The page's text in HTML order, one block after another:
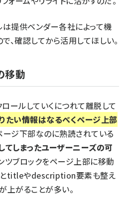
は提供ベンダー各社によって機
、確認してから活用してほしい。
移動
ールしていくにつれて離脱して
たい情報はなるべくページ上部
ージ下部なのに熟読されている
てしまったユーザーニーズの可
ツブロックをページ上部に移動
とtitleやdescription要素も整え
上がることが多い。